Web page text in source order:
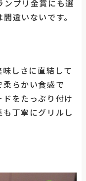
ンプリ金賞にも選
違いないです。
しさに直結して
らかい食感で
をたっぷり付け
丁寧にグリルし